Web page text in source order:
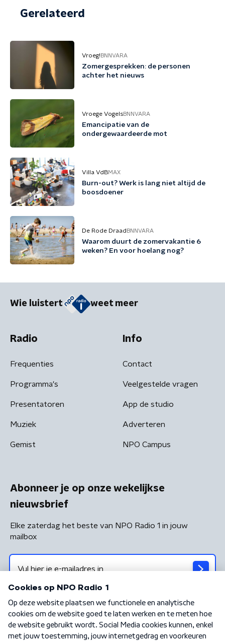
Gerelateerd
Vroeg! BNNVARA
Zomergesprekken: de personen
achter het nieuws
Vroege VogelsBNNVARA
Emancipatie van de
ondergewaardeerde mot
Villa VdBMAX
Burn-out? Werk is lang niet altijd de
boosdoener
De Rode Draad BNNVARA
Waarom duurt de zomervakantie 6
weken? En voor hoelang nog?
Wie luistert weet meer
Radio
Frequenties
Programma's
Presentatoren
Muziek
Gemist
Info
Contact
Veelgestelde vragen
App de studio
Adverteren
NPO Campus
Abonneer je op onze wekelijkse
nieuwsbrief
Elke zaterdag het beste van NPO Radio 1 in jouw
mailbox
Algemene voorwaarden